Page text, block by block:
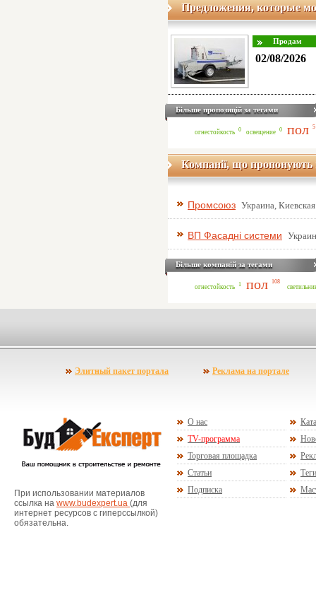
Предложения, которые
02/08/2026
Більше пропозицій за тегами
огнестойкость 0 освещение 0 пол 5
Компанії, що пропонують
Промсоюз Украина,
ВП Фасадні системи
Більше компаній за тегами
огнестойкость 1 пол 108
Элитный пакет портала Реклама на портале
При использовании материалов
ссылка на www.budexpert.ua (для
интернет ресурсов с гиперссылкой)
обязательна.
О нас
TV-программа
Торговая площадка
Статьи
Теги
Подписка